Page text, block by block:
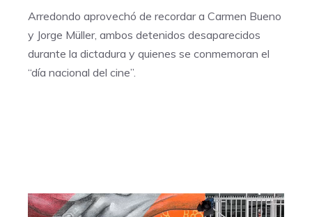
Arredondo aprovechó de recordar a Carmen Bueno
y Jorge Müller, ambos detenidos desaparecidos
durante la dictadura y quienes se conmemoran el
“día nacional del cine”.